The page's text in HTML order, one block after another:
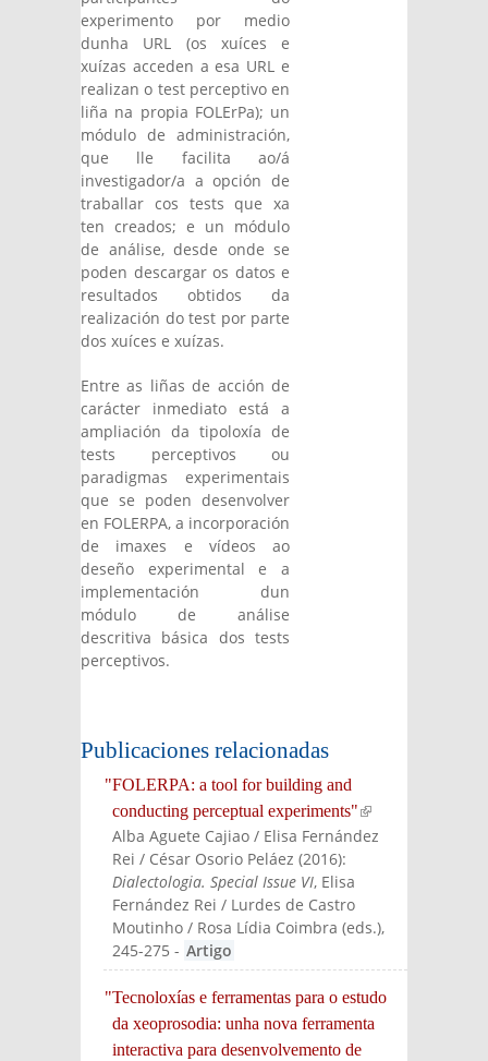
experimento por medio
dunha URL (os xuíces e
xuízas acceden a esa URL e
realizan o test perceptivo en
liña na propia FOLErPa); un
módulo de administración,
que lle facilita ao/á
investigador/a a opción de
traballar cos tests que xa
ten creados; e un módulo
de análise, desde onde se
poden descargar os datos e
resultados obtidos da
realización do test por parte
dos xuíces e xuízas.
Entre as liñas de acción de
carácter inmediato está a
ampliación da tipoloxía de
tests perceptivos ou
paradigmas experimentais
que se poden desenvolver
en FOLERPA, a incorporación
de imaxes e vídeos ao
deseño experimental e a
implementación dun
módulo de análise
descritiva básica dos tests
perceptivos.
Publicaciones relacionadas
"FOLERPA: a tool for building and
conducting perceptual experiments"(link is
externa
Alba Aguete Cajiao / Elisa Fernández
Rei / César Osorio Peláez(2016):
Dialectologia. Special Issue VI, Elisa
Fernández Rei / Lurdes de Castro
Moutinho / Rosa Lídia Coimbra (eds.),
245-275 - Artigo
"Tecnoloxías e ferramentas para o estudo
da xeoprosodia: unha nova ferramenta
interactiva para desenvolvemento de